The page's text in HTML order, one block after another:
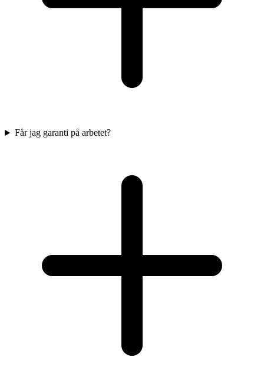
Får jag garanti på arbetet?